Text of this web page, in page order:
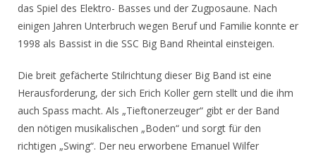
das Spiel des Elektro- Basses und der Zugposaune. Nach
einigen Jahren Unterbruch wegen Beruf und Familie konnte er
1998 als Bassist in die SSC Big Band Rheintal einsteigen.
Die breit gefächerte Stilrichtung dieser Big Band ist eine
Herausforderung, der sich Erich Koller gern stellt und die ihm
auch Spass macht. Als „Tieftonerzeuger“ gibt er der Band
den nötigen musikalischen „Boden“ und sorgt für den
richtigen „Swing“. Der neu erworbene Emanuel Wilfer